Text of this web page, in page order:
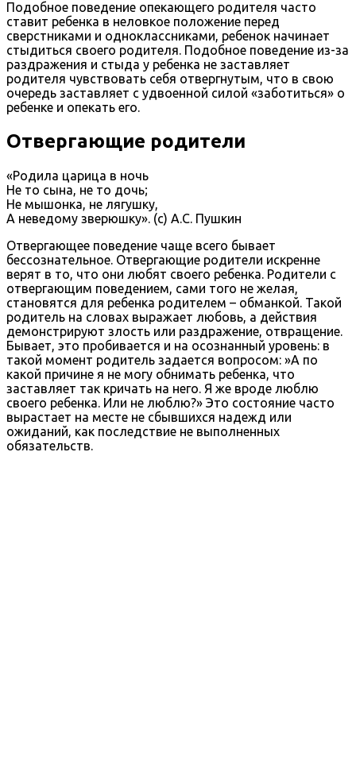
Подобное поведение опекающего родителя часто
ставит ребенка в неловкое положение перед
сверстниками и одноклассниками, ребенок начинает
стыдиться своего родителя. Подобное поведение из-за
раздражения и стыда у ребенка не заставляет
родителя чувствовать себя отвергнутым, что в свою
очередь заставляет с удвоенной силой «заботиться» о
ребенке и опекать его.
Отвергающие родители
«Родила царица в ночь
Не то сына, не то дочь;
Не мышонка, не лягушку,
А неведому зверюшку». (с) А.С. Пушкин
Отвергающее поведение чаще всего бывает
бессознательное. Отвергающие родители искренне
верят в то, что они любят своего ребенка. Родители с
отвергающим поведением, сами того не желая,
становятся для ребенка родителем – обманкой. Такой
родитель на словах выражает любовь, а действия
демонстрируют злость или раздражение, отвращение.
Бывает, это пробивается и на осознанный уровень: в
такой момент родитель задается вопросом: »А по
какой причине я не могу обнимать ребенка, что
заставляет так кричать на него. Я же вроде люблю
своего ребенка. Или не люблю?» Это состояние часто
вырастает на месте не сбывшихся надежд или
ожиданий, как последствие не выполненных
обязательств.